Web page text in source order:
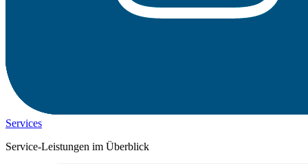
Services
Service-Leistungen im Überblick